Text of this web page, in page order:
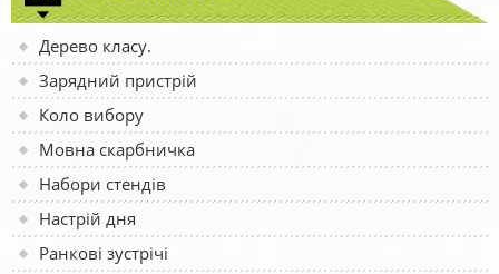
Дерево класу.
Зарядний пристрій
Коло вибору
Мовна скарбничка
Набори стендів
Настрій дня
Ранкові зустрічі